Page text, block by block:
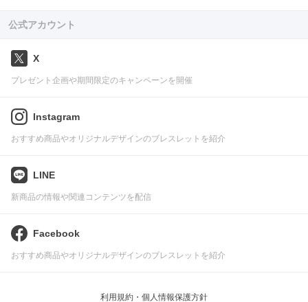
公式アカウント
X
プレゼント企画や期間限定のキャンペーンを開催
Instagram
おすすめ商品やオリジナルデザインのブレスレットを紹介
LINE
新商品の情報や関連コンテンツを配信
Facebook
おすすめ商品やオリジナルデザインのブレスレットを紹介
利用規約・個人情報保護方針